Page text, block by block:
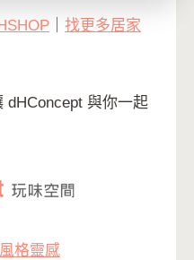
找更多居家
dHConcept 與你一起
格靈感